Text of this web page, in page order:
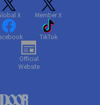
X Member X
TikTok
Official
Website